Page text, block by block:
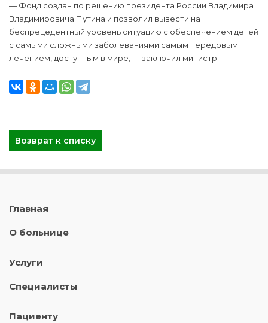
— Фонд создан по решению президента России Владимира
Владимировича Путина и позволил вывести на
беспрецедентный уровень ситуацию с обеспечением детей
с самыми сложными заболеваниями самым передовым
лечением, доступным в мире, — заключил министр.
Возврат к списку
Главная
О больнице
Услуги
Специалисты
Пациенту